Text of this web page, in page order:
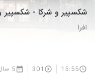
شکسپیر و شرکا - شکسپیر و
افرا
15:55
301 5 سال پیش